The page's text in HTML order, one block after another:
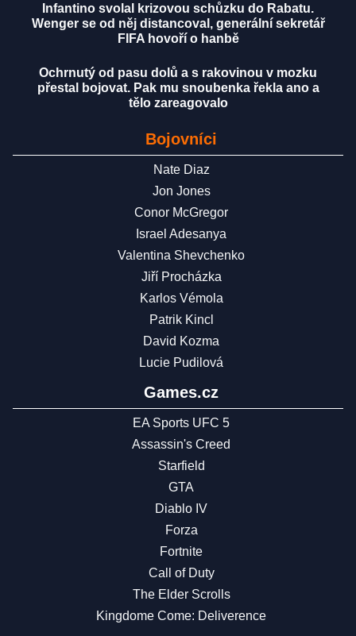
Infantino svolal krizovou schůzku do Rabatu.
Wenger se od něj distancoval, generální sekretář
FIFA hovoří o hanbě
Ochrnutý od pasu dolů a s rakovinou v mozku
přestal bojovat. Pak mu snoubenka řekla ano a
tělo zareagovalo
Bojovníci
Nate Diaz
Jon Jones
Conor McGregor
Israel Adesanya
Valentina Shevchenko
Jiří Procházka
Karlos Vémola
Patrik Kincl
David Kozma
Lucie Pudilová
Games.cz
EA Sports UFC 5
Assassin's Creed
Starfield
GTA
Diablo IV
Forza
Fortnite
Call of Duty
The Elder Scrolls
Kingdome Come: Deliverence